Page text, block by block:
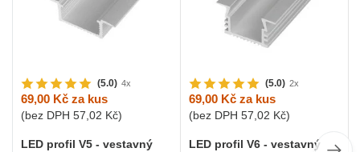
(5.0) 4x
69,00 Kč za kus
(bez DPH 57,02 Kč)
LED profil V5 - vestavný
(5.0) 2x
69,00 Kč za kus
(bez DPH 57,02 Kč)
LED profil V6 - vestavný